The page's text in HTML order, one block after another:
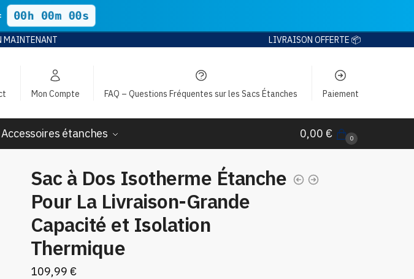
00h 00m 00s
MAINTENANT LIVRAISON OFFERTE 📦
Mon Compte FAQ – Questions Fréquentes sur les Sacs Étanches Paiement
Accessoires étanches 0,00 € 0
Sac à Dos Isotherme Étanche
Pour La Livraison-Grande
Capacité et Isolation
Thermique
109,99 €